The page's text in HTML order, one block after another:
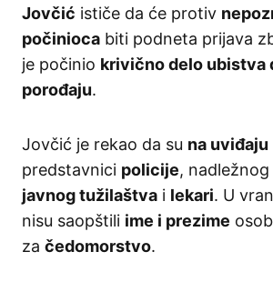
Jovčić ističe da će protiv
počinioca biti podneta prijava
je počinio krivično delo ubistva
porođaju.
Jovčić je rekao da su na uviđaju
predstavnici policije, nadležnog
javnog tužilaštva i lekari. U
nisu saopštili ime i prezime
za čedomorstvo.